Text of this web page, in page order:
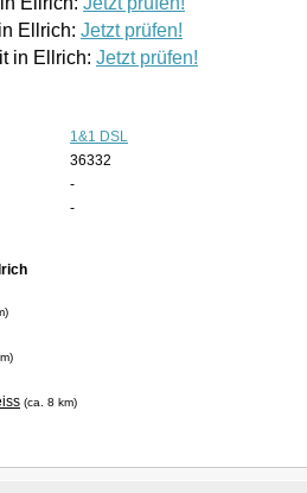
Ellrich: Jetzt prüfen!
in Ellrich: Jetzt prüfen!
1&1 DSL
36332
-
-
(ca. 8 km)